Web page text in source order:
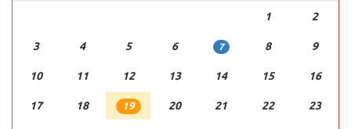
1
2
3 4 5 6 7 8 9
10 11 12 13 14 15 16
17 18 19 20 21 22 23